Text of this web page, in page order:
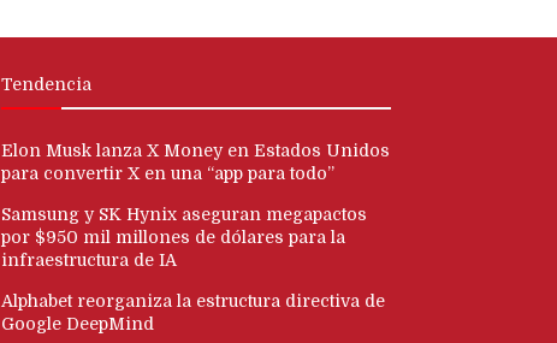
Tendencia
Elon Musk lanza X Money en Estados Unidos
para convertir X en una “app para todo”
Samsung y SK Hynix aseguran megapactos
por $950 mil millones de dólares para la
infraestructura de IA
Alphabet reorganiza la estructura directiva de
Google DeepMind